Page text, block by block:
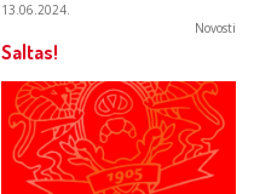
13.06.2024.
Novosti
Saltas!